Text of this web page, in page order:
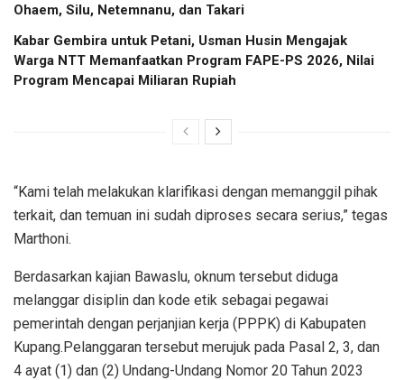
Ohaem, Silu, Netemnanu, dan Takari
Kabar Gembira untuk Petani, Usman Husin Mengajak
Warga NTT Memanfaatkan Program FAPE-PS 2026, Nilai
Program Mencapai Miliaran Rupiah
“Kami telah melakukan klarifikasi dengan memanggil pihak
terkait, dan temuan ini sudah diproses secara serius,” tegas
Marthoni.
Berdasarkan kajian Bawaslu, oknum tersebut diduga
melanggar disiplin dan kode etik sebagai pegawai
pemerintah dengan perjanjian kerja (PPPK) di Kabupaten
Kupang.Pelanggaran tersebut merujuk pada Pasal 2, 3, dan
4 ayat (1) dan (2) Undang-Undang Nomor 20 Tahun 2023